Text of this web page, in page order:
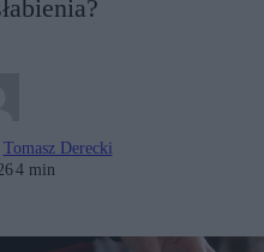
Tomasz Derecki
4 min